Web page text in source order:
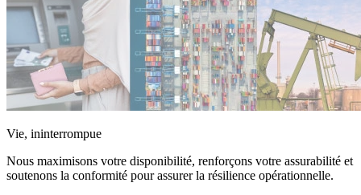
Vie, ininterrompue
Nous maximisons votre disponibilité, renforçons votre assurabilité et
soutenons la conformité pour assurer la résilience opérationnelle.